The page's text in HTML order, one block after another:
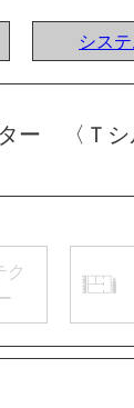
シス
〈Ｔシ
ク